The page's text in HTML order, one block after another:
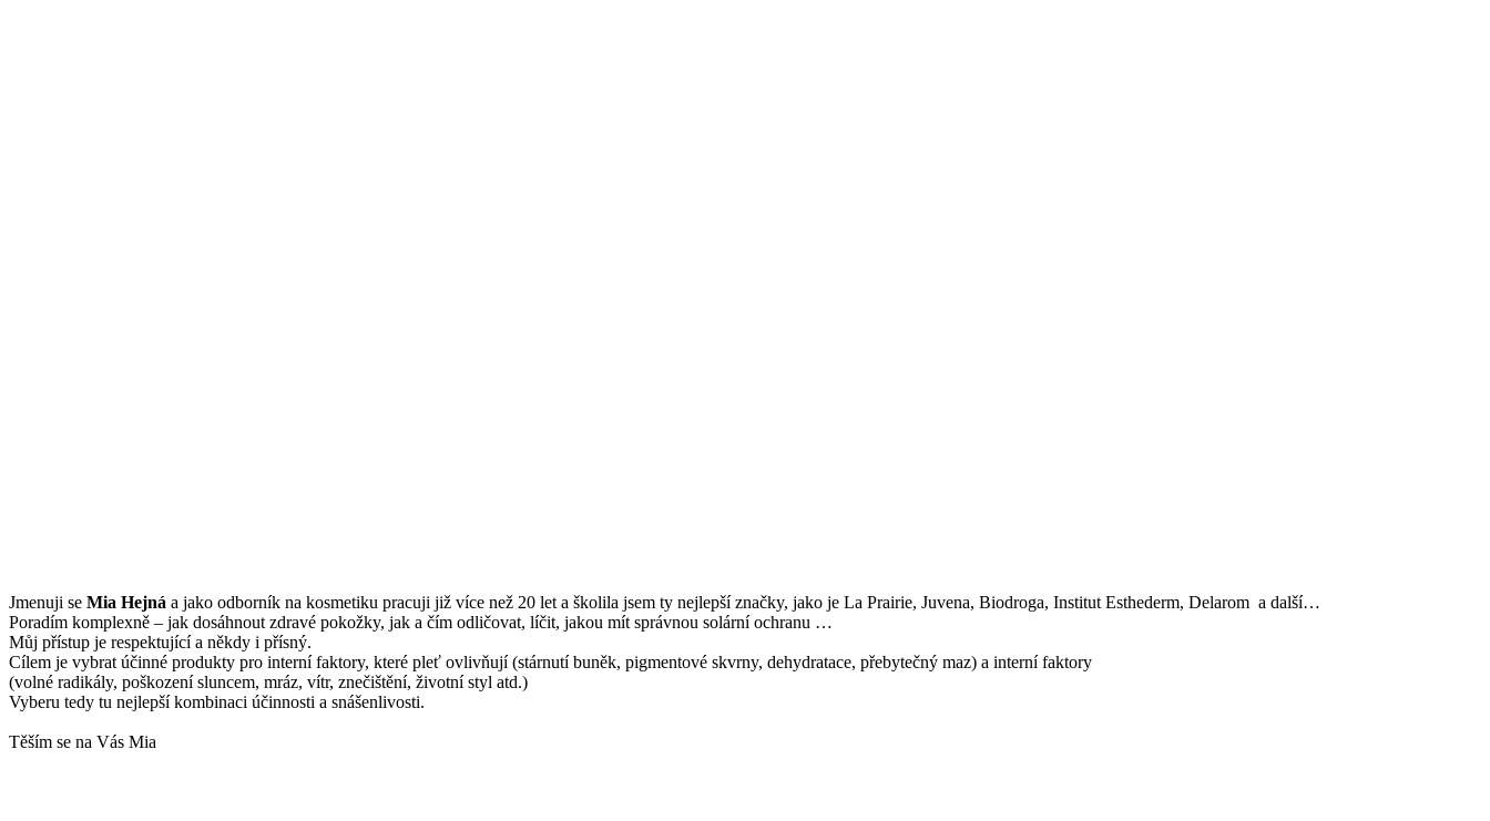
Jmenuji se Mia Hejná a jako odborník na kosmetiku pracuji již více než 20 let a školila jsem ty nejlepší značky, jako je La Prairie, Juvena, Biodroga, Institut Esthederm, Delarom a další…
Poradím komplexně – jak dosáhnout zdravé pokožky, jak a čím odličovat, líčit, jakou mít správnou solární ochranu …
Můj přístup je respektující a někdy i přísný.
Cílem je vybrat účinné produkty pro interní faktory, které pleť ovlivňují (stárnutí buněk, pigmentové skvrny, dehydratace, přebytečný maz) a interní faktory
(volné radikály, poškození sluncem, mráz, vítr, znečištění, životní styl atd.)
Vyberu tedy tu nejlepší kombinaci účinnosti a snášenlivosti.
Těším se na Vás Mia